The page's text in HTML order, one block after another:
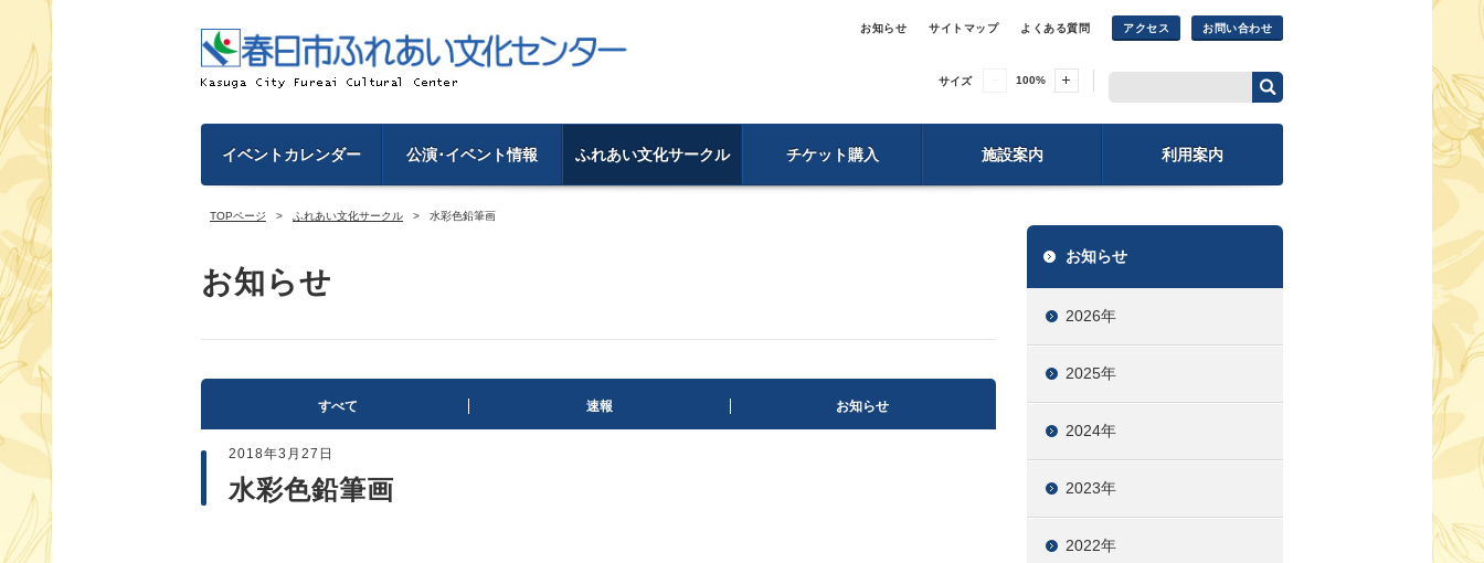
お知らせ サイトマップ よくある質問 アクセス お問い合わせ
サイズ 100%
イベントカレンダー 公演･イベント情報 ふれあい文化サークル チケット購入 施設案内 利用案内
TOPページ ふれあい文化サークル 水彩色鉛筆画
お知らせ
すべて 速報 お知らせ
2018年3月27日
水彩色鉛筆画
お知らせ
2026年
2025年
2024年
2023年
2022年